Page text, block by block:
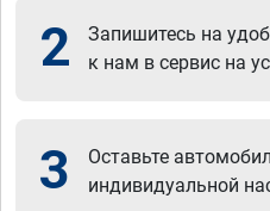
2
Запишитесь на
к нам в сервис на
3
Оставьте
индивидуальной